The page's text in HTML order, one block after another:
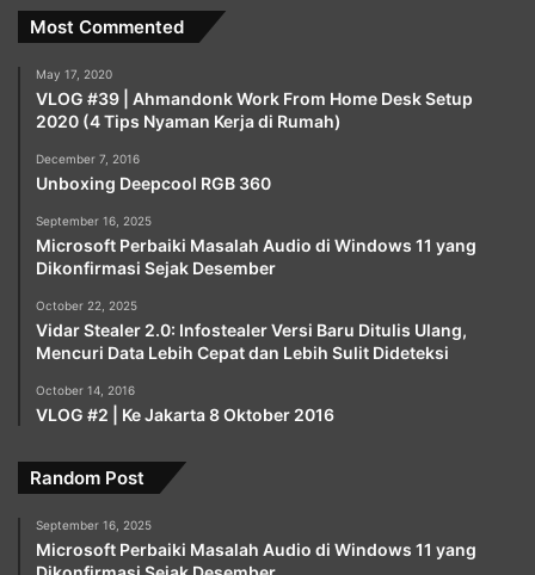
Most Commented
May 17, 2020
VLOG #39 | Ahmandonk Work From Home Desk Setup
2020 (4 Tips Nyaman Kerja di Rumah)
December 7, 2016
Unboxing Deepcool RGB 360
September 16, 2025
Microsoft Perbaiki Masalah Audio di Windows 11 yang
Dikonfirmasi Sejak Desember
October 22, 2025
Vidar Stealer 2.0: Infostealer Versi Baru Ditulis Ulang,
Mencuri Data Lebih Cepat dan Lebih Sulit Dideteksi
October 14, 2016
VLOG #2 | Ke Jakarta 8 Oktober 2016
Random Post
September 16, 2025
Microsoft Perbaiki Masalah Audio di Windows 11 yang